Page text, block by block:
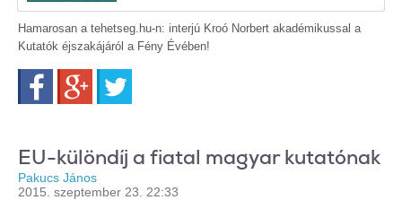
Hamarosan a tehetseg.hu-n: interjú Kroó Norbert akadémikussal a
Kutatók éjszakájáról a Fény Évében!
FacebookGoogle+
EU-különdíj a fiatal magyar kutatónak
Pakucs János
2015. szeptember 23. 22:33